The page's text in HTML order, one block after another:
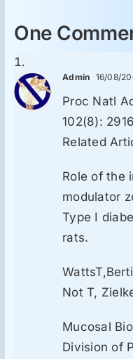
One
Admin 16/08/
Proc Natl
102(8):
Related
Role of the
modulator
Type I
rats.
Not T,
Mucosal
Division of